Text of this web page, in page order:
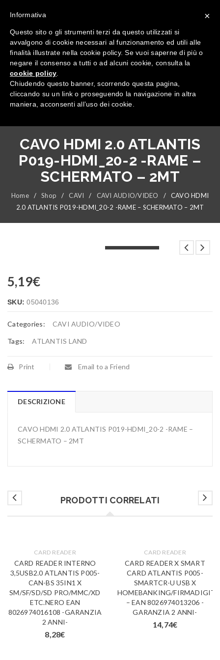
Tutte le categorie
CAVO HDMI 2.0 ATLANTIS
P019-HDMI_20-2 -RAME –
SCHERMATO – 2MT
Home / Shop / CAVI / CAVI AUDIO/VIDEO /
CAVO HDMI
2.0 ATLANTIS P019-HDMI_20-2 -RAME – SCHERMATO – 2MT
5,19€
SKU:05040136
Categories: CAVI AUDIO/VIDEO
Tags: ATLANTIS LAND
Print Email to a Friend
DESCRIZIONE
CAVO HDMI 2.0 ATLANTIS P019-HDMI_20-2 -RAME –
SCHERMATO – 2MT
PRODOTTI CORRELATI
CARD READER
CARD READER INTERNO
3,5USB2.0 ATLANTIS P005-
CAN-BS 35IN1 X
SM/SF/SD/SD PRO/MMC/XD
ETC.NERO EAN
8026974016108 -GARANZIA
2 ANNI-
8,28€
CARD READER
CARD READER X SMART
CARD ATLANTIS P005-
SMARTCR-U USB X
HOMEBANKING/
– EAN 8026974013206 -
GARANZIA 2 ANNI-
14,74€
×
Informativa
Questo sito o gli strumenti terzi da questo utilizzati si
avvalgono di cookie necessari al funzionamento ed utili alle
finalità illustrate nella cookie policy. Se vuoi saperne di più o
negare il consenso a tutti o ad alcuni cookie, consulta la
cookie policy
Chiudendo questo banner, scorrendo questa pagina,
cliccando su un link o proseguendo la navigazione in altra
maniera, acconsenti all’uso dei cookie.